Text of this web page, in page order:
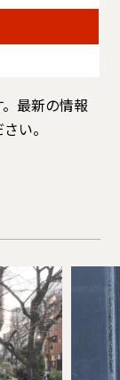
最新の情報
い。